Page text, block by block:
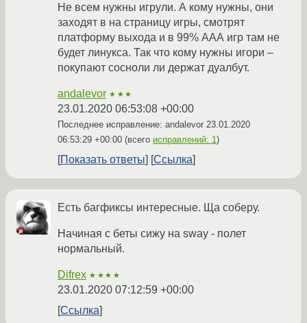
Не всем нужны игрули. А кому нужны, они
заходят в на страницу игры, смотрят
платформу выхода и в 99% ААА игр там не
будет линукса. Так что кому нужны игори –
покупают сосноли ли держат дуалбут.
andalevor ★★★
23.01.2020 06:53:08 +00:00
Последнее исправление: andalevor 23.01.2020
06:53:29 +00:00 (всего исправлений: 1)
Показать ответы Ссылка
Есть багфиксы интересные. Ща соберу.
Начиная с беты сижу на sway - полет
нормальный.
Difrex ★★★★
23.01.2020 07:12:59 +00:00
Ссылка